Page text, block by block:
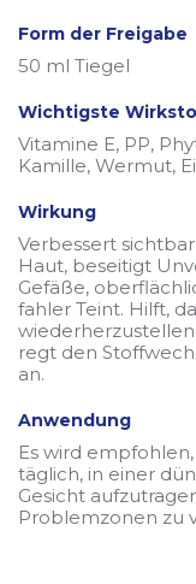
Form der Freigabe
50 ml Tiegel
Wichtigste
Vitamine E, PP,
Kamille, Wermut,
Wirkung
Verbessert
Haut, beseitigt
Gefäße,
fahler Teint. Hilft,
regt den
an.
Anwendung
Es wird
täglich, in einer
Gesicht
Problemzonen zu